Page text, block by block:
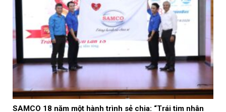
SAMCO 18 năm một hành trình sẻ chia: “Trái tim nhân